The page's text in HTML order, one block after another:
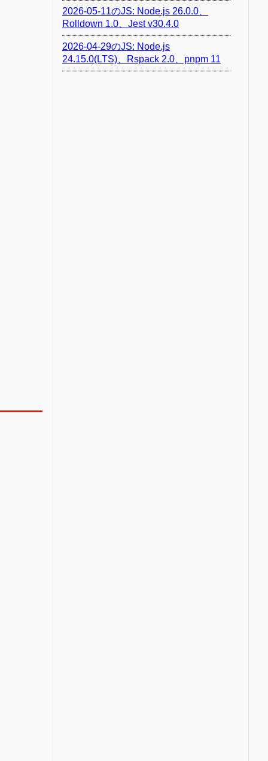
2026-05-11のJS: Node.js 26.0.0、
Rolldown 1.0、Jest v30.4.0
2026-04-29のJS: Node.js
24.15.0(LTS)、Rspack 2.0、pnpm 11